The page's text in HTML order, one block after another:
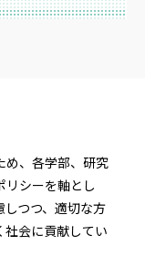
め、各学部、研究
リシーを軸とし
つつ、適切な方
会に貢献してい